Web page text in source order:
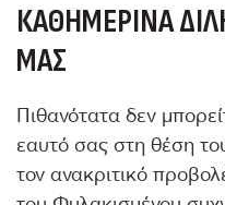
ΚΑΘΗΜΕΡΙΝΆ
ΜΑΣ
Πιθανότατα δεν
εαυτό σας στη θέση
τον ανακριτικό